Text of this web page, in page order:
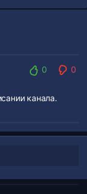
0
0
канала.